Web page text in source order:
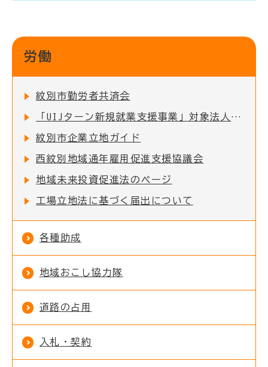
労働
紋別市勤労者共済会
「UIJターン新規就業支援事業」対象法人の募集
紋別市企業立地ガイド
西紋別地域通年雇用促進支援協議会
地域未来投資促進法のページ
工場立地法に基づく届出について
各種助成
地域おこし協力隊
道路の占用
入札・契約